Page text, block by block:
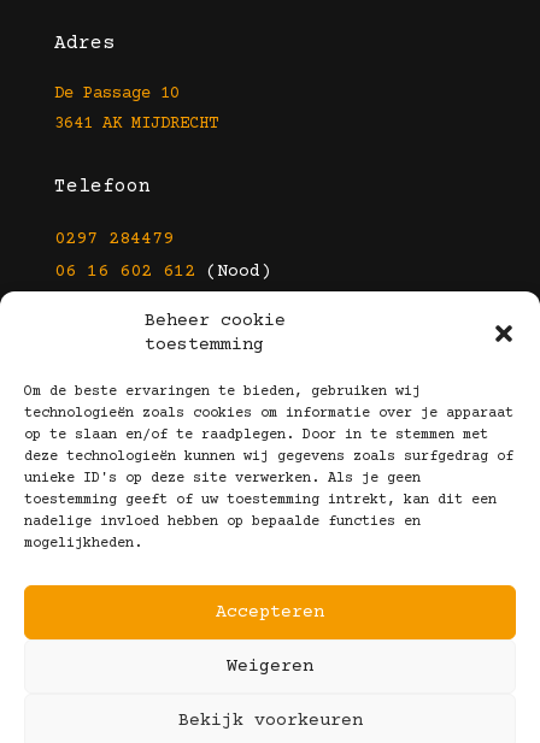
Beheer cookie
toestemming
Om de beste ervaringen te bieden, gebruiken wij
technologieën zoals cookies om informatie over je apparaat
op te slaan en/of te raadplegen. Door in te stemmen met
deze technologieën kunnen wij gegevens zoals surfgedrag of
unieke ID's op deze site verwerken. Als je geen
toestemming geeft of uw toestemming intrekt, kan dit een
nadelige invloed hebben op bepaalde functies en
mogelijkheden.
Accepteren
Weigeren
Bekijk voorkeuren
Adres
De Passage 10
3641 AK MIJDRECHT
Telefoon
0297 284479
06 16 602 612 (Nood)
info@kootbrillen.nl
Volg Ons!
Copyright © 2025 Koot Brillen
Algemene Voorwaarden